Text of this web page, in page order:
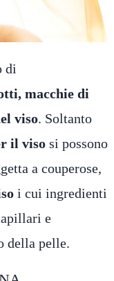
di
macchie di
viso. Soltanto
il visosi possono
a couperose,
i cui ingredienti
e
della pelle.